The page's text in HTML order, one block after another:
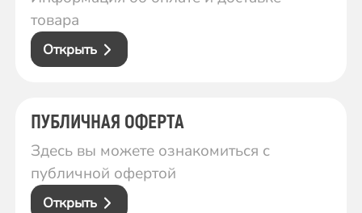
товара
Открыть
ПУБЛИЧНАЯ ОФЕРТА
Здесь вы можете ознакомиться с
публичной офертой
Открыть